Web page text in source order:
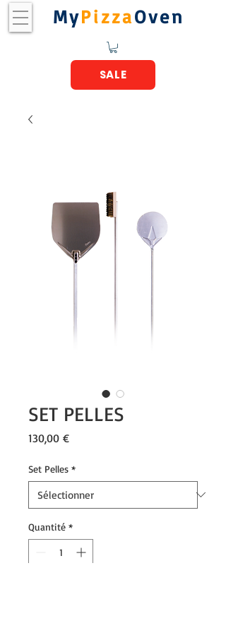
MyPizzaOven
SALE
SET PELLES
130,00 €Prix
Set Pelles *
Quantité *